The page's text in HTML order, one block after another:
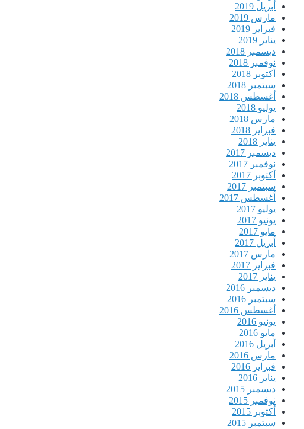
أبريل 2019
مارس 2019
فبراير 2019
يناير 2019
ديسمبر 2018
نوفمبر 2018
أكتوبر 2018
سبتمبر 2018
أغسطس 2018
يوليو 2018
مارس 2018
فبراير 2018
يناير 2018
ديسمبر 2017
نوفمبر 2017
أكتوبر 2017
سبتمبر 2017
أغسطس 2017
يوليو 2017
يونيو 2017
مايو 2017
أبريل 2017
مارس 2017
فبراير 2017
يناير 2017
ديسمبر 2016
سبتمبر 2016
أغسطس 2016
يونيو 2016
مايو 2016
أبريل 2016
مارس 2016
فبراير 2016
يناير 2016
ديسمبر 2015
نوفمبر 2015
أكتوبر 2015
سبتمبر 2015